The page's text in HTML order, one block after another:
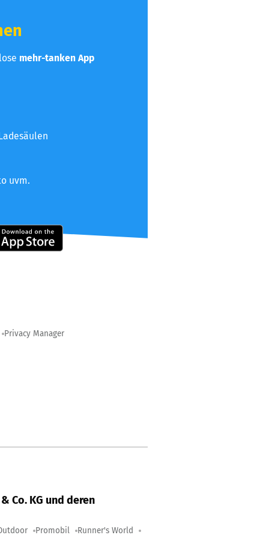
mehr-tanken App
uvm.
Privacy Manager
Co. KG und deren
Promobil Runner's World